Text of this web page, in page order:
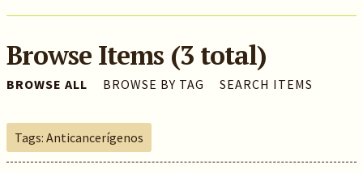
Browse Items (3 total)
BROWSE ALL BROWSE BY TAG SEARCH ITEMS
Tags: Anticancerígenos